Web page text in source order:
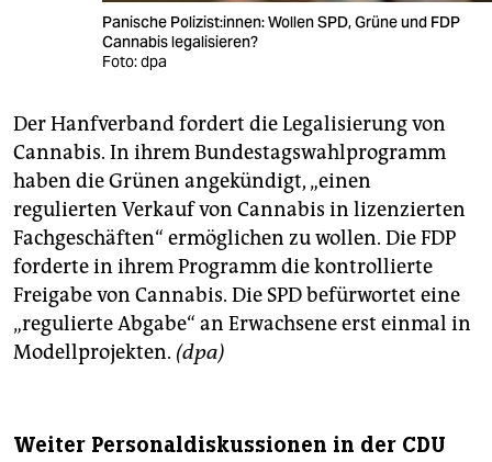
Panische Polizist:innen: Wollen SPD, Grüne und FDP
Cannabis legalisieren?
Foto: dpa
Der Hanfverband fordert die Legalisierung von
Cannabis. In ihrem Bundestagswahlprogramm
haben die Grünen angekündigt, „einen
regulierten Verkauf von Cannabis in lizenzierten
Fachgeschäften“ ermöglichen zu wollen. Die FDP
forderte in ihrem Programm die kontrollierte
Freigabe von Cannabis. Die SPD befürwortet eine
„regulierte Abgabe“ an Erwachsene erst einmal in
Modellprojekten. (dpa)
Weiter Personaldiskussionen in der CDU